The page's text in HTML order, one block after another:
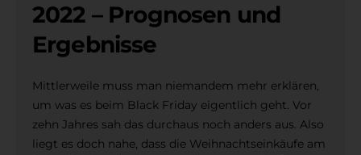
2022 – Prognosen und
Ergebnisse
Mittlerweile muss man niemandem mehr erklären,
um was es beim Black Friday eigentlich geht. Vor
zehn Jahres sah das durchaus noch anders aus. Also
liegt es doch nahe, dass die Weihnachtseinkäufe am